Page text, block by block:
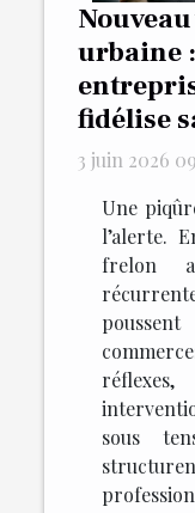
urbaine
fidélise
3 juin 2026
Une
l’alerte.
frelon
sous